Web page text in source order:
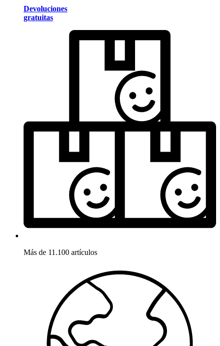
Devoluciones
gratuitas
Más de 11.100 artículos